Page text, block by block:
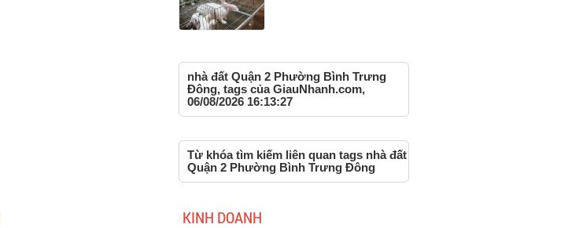
nhà đất Quận 2 Phường Bình Trưng
Đông, tags của GiauNhanh.com,
06/08/2026 16:13:27
Từ khóa tìm kiếm liên quan tags nhà đất
Quận 2 Phường Bình Trưng Đông
KINH DOANH